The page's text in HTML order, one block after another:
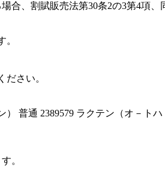
、割賦販売法第30条2の3第4項
ください。
普通 2389579 ラクテン（オ－ト
。